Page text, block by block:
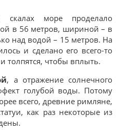
скалах море проделало
в 56 метров, шириной – в
над водой – 15 метров. На
и сделано его всего-то
толпятся, чтобы вплыть.
, а отражение солнечного
голубой воды. Потому
всего, древние римляне,
как раз некоторые из